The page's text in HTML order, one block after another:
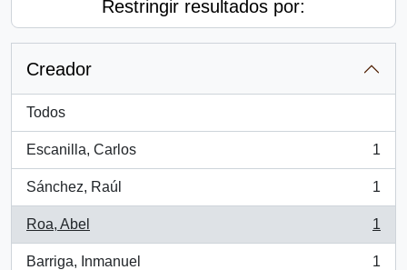
Restringir resultados por:
Creador
Todos
Escanilla, Carlos
, 1 resultados
1
Sánchez, Raúl
, 1 resultados
1
Roa, Abel
, 1 resultados
1
Barriga, Inmanuel 1